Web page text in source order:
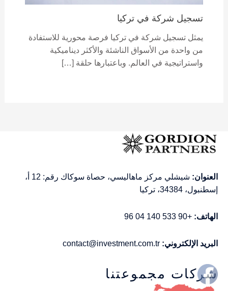
تسجيل شركة في تركيا
يمثل تسجيل شركة في تركيا فرصة محورية للاستفادة
من واحدة من الأسواق الناشئة والأكثر ديناميكية
واستراتيجية في العالم. وباعتبارها حلقة […]
العنوان:
شيشلي مركز ماهاليسي، حصاة سوكاك رقم: 12 أ،
إسطنبول، 34384، تركيا
الهاتف: +90 533 140 04 96
البريد الإلكتروني: contact@investment.com.tr
شركات مجموعتنا